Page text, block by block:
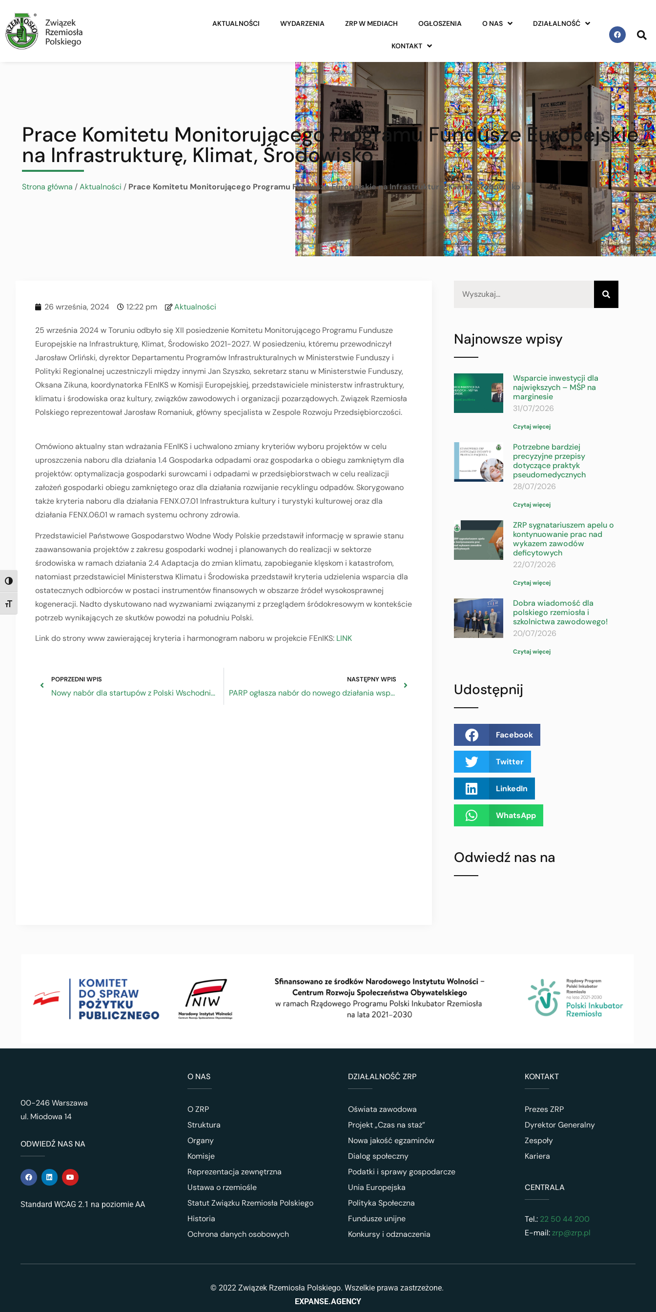
TOGGLE HIGH CONTRAST
TOGGLE FONT SIZE
AKTUALNOŚCI WYDARZENIA ZRP W MEDIACH OGŁOSZENIA O NAS DZIAŁALNOŚĆ
KONTAKT
Prace Komitetu Monitorującego Programu Fundusze Europejskie
na Infrastrukturę, Klimat, Środowisko
Strona główna /Aktualności / Prace Komitetu Monitorującego Programu Fundusze Europejskie na Infrastrukturę, Klimat, Środowisko
26 września, 2024 12:22 pm Aktualności
25 września 2024 w Toruniu odbyło się XII posiedzenie Komitetu Monitorującego Programu Fundusze
Europejskie na Infrastrukturę, Klimat, Środowisko 2021-2027. W posiedzeniu, któremu przewodniczył
Jarosław Orliński, dyrektor Departamentu Programów Infrastrukturalnych w Ministerstwie Funduszy i
Polityki Regionalnej uczestniczyli między innymi Jan Szyszko, sekretarz stanu w Ministerstwie Funduszy,
Oksana Zikuna, koordynatorka FEnIKS w Komisji Europejskiej, przedstawiciele ministerstw infrastruktury,
klimatu i środowiska oraz kultury, związków zawodowych i organizacji pozarządowych. Związek Rzemiosła
Polskiego reprezentował Jarosław Romaniuk, główny specjalista w Zespole Rozwoju Przedsiębiorczości.
Omówiono aktualny stan wdrażania FEnIKS i uchwalono zmiany kryteriów wyboru projektów w celu
uproszczenia naboru dla działania 1.4 Gospodarka odpadami oraz gospodarka o obiegu zamkniętym dla
projektów: optymalizacja gospodarki surowcami i odpadami w przedsiębiorstwach w celu realizacji
założeń gospodarki obiegu zamkniętego oraz dla działania rozwijanie recyklingu odpadów. Skorygowano
także kryteria naboru dla działania FENX.07.01 Infrastruktura kultury i turystyki kulturowej oraz dla
działania FENX.06.01 w ramach systemu ochrony zdrowia.
Przedstawiciel Państwowe Gospodarstwo Wodne Wody Polskie przedstawił informację w sprawie stanu
zaawansowania projektów z zakresu gospodarki wodnej i planowanych do realizacji w sektorze
środowiska w ramach działania 2.4 Adaptacja do zmian klimatu, zapobieganie klęskom i katastrofom,
natomiast przedstawiciel Ministerstwa Klimatu i Środowiska przedstawił kryteria udzielenia wsparcia dla
ostatecznych odbiorców w postaci instrumentów finansowych w obszarze źródeł wysokosprawnej
kogeneracji. Nadto dyskutowano nad wyzwaniami związanymi z przeglądem śródokresowym w kontekście
potrzeb wynikających ze skutków powodzi na południu Polski.
Link do strony www zawierającej kryteria i harmonogram naboru w projekcie FEnIKS: LINK
POPRZEDNI WPIS
Nowy nabór dla startupów z Polski Wschodniej – 600 tys. zł na innowacyjne projekty
NASTĘPNY WPIS
PARP ogłasza nabór do nowego działania wspierającego MŚP w ekspansji na rynki zagraniczne
Najnowsze wpisy
Wsparcie inwestycji dla
największych – MŚP na
marginesie
31/07/2026
Czytaj więcej
Potrzebne bardziej
precyzyjne przepisy
dotyczące praktyk
pseudomedycznych
28/07/2026
Czytaj więcej
ZRP sygnatariuszem apelu o
kontynuowanie prac nad
wykazem zawodów
deficytowych
22/07/2026
Czytaj więcej
Dobra wiadomość dla
polskiego rzemiosła i
szkolnictwa zawodowego!
20/07/2026
Czytaj więcej
Udostępnij
Facebook
Twitter
LinkedIn
WhatsApp
Odwiedź nas na
00-246 Warszawa
ul. Miodowa 14
ODWIEDŹ NAS NA
Standard WCAG 2.1 na poziomie AA
O NAS
O ZRP
Struktura
Organy
Komisje
Reprezentacja zewnętrzna
Ustawa o rzemiośle
Statut Związku Rzemiosła Polskiego
Historia
Ochrona danych osobowych
DZIAŁALNOŚĆ ZRP
Oświata zawodowa
Projekt „Czas na staż”
Nowa jakość egzaminów
Dialog społeczny
Podatki i sprawy gospodarcze
Unia Europejska
Polityka Społeczna
Fundusze unijne
Konkursy i odznaczenia
KONTAKT
Prezes ZRP
Dyrektor Generalny
Zespoły
Kariera
CENTRALA
Tel.:22 50 44 200
E-mail:zrp@zrp.pl
© 2022 Związek Rzemiosła Polskiego. Wszelkie prawa zastrzeżone.
EXPANSE.AGENCY